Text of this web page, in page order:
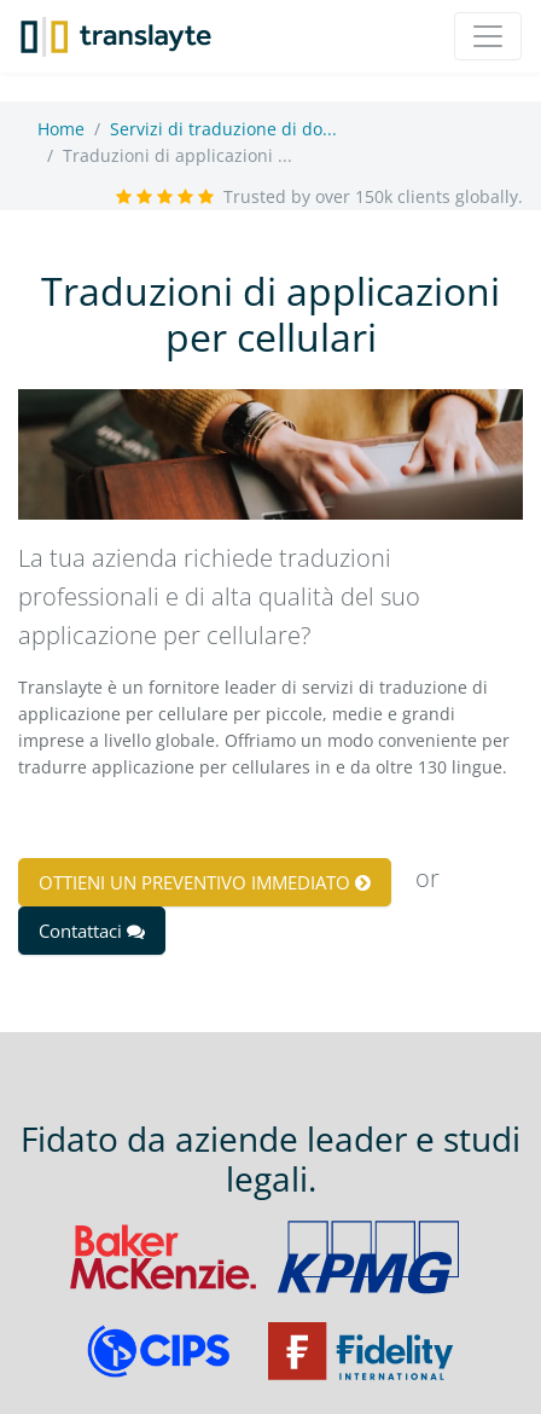
Home
Servizi di traduzione di do...
Traduzioni di applicazioni ...
Trusted by over 150k clients globally.
Traduzioni di applicazioni
per cellulari
La tua azienda richiede traduzioni
professionali e di alta qualità del suo
applicazione per cellulare?
Translayte è un fornitore leader di servizi di traduzione di
applicazione per cellulare per piccole, medie e grandi
imprese a livello globale. Offriamo un modo conveniente per
tradurre applicazione per cellulares in e da oltre 130 lingue.
OTTIENI UN PREVENTIVO IMMEDIATO or
Contattaci
Fidato da aziende leader e studi
legali.